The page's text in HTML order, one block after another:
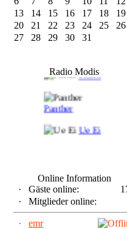
13
14 15 16 17 18
19
20
21 22 23 24 25
26
27
28 29 30 31
Radio Modis
Frank
Panther
Ue Ei
Online Information
·
Gäste online:
·
Mitglieder online:
·
emr